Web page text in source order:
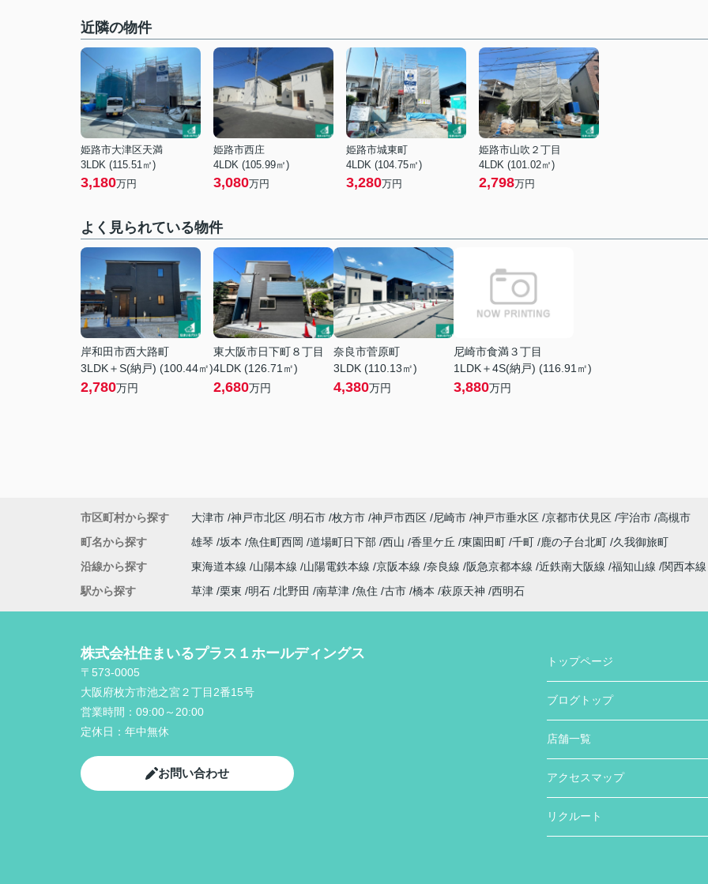
近隣の物件
姫路市大津区天満
3LDK (115.51㎡)
3,180万円
姫路市西庄
4LDK (105.99㎡)
3,080万円
姫路市城東町
4LDK (104.75㎡)
3,280万円
姫路市山吹２丁目
4LDK (101.02㎡)
2,798万円
よく見られている物件
岸和田市西大路町
3LDK＋S(納戸) (100.44㎡)
2,780万円
東大阪市日下町８丁目
4LDK (126.71㎡)
2,680万円
奈良市菅原町
3LDK (110.13㎡)
4,380万円
尼崎市食満３丁目
1LDK＋4S(納戸) (116.91㎡)
3,880万円
市区町村から探す 大津市 神戸市北区 明石市 枚方市 神戸市西区 尼崎市 神戸市垂水区 京都市伏見区 宇治市 高槻市
町名から探す
雄琴 坂本 魚住町西岡 道場町日下部 西山 香里ケ丘 東園田町 千町 鹿の子台北町 久我御旅町
沿線から探す
東海道本線 山陽本線 山陽電鉄本線 京阪本線 奈良線 阪急京都本線 近鉄南大阪線 福知山線
関西本
駅から探す
草津 栗東 明石 北野田 南草津 魚住 古市 橋本 萩原天神 西明石
株式会社住まいるプラス１ホールディングス
〒573-0005
大阪府枚方市池之宮２丁目2番15号
営業時間： 09:00～20:00
定休日： 年中無休
お問い合わせ
トップページ
ブログトップ
店舗一覧
アクセスマップ
リクルート